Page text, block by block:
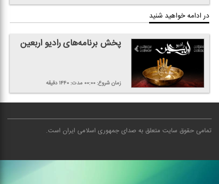
در ادامه خواهید شنید
پخش برنامه‌های رادیو اربعین
زمان شروع: ۰۰:۰۰ مدت: ۱۴۴۰دقیقه
تمامی حقوق سایت متعلق به صدای جمهوری اسلامی ایران است.